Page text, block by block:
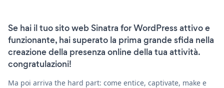
Se hai il tuo sito web Sinatra for WordPress attivo e
funzionante, hai superato la prima grande sfida nella
creazione della presenza online della tua attività.
congratulazioni!
Ma poi arriva the hard part: come entice, captivate, make e